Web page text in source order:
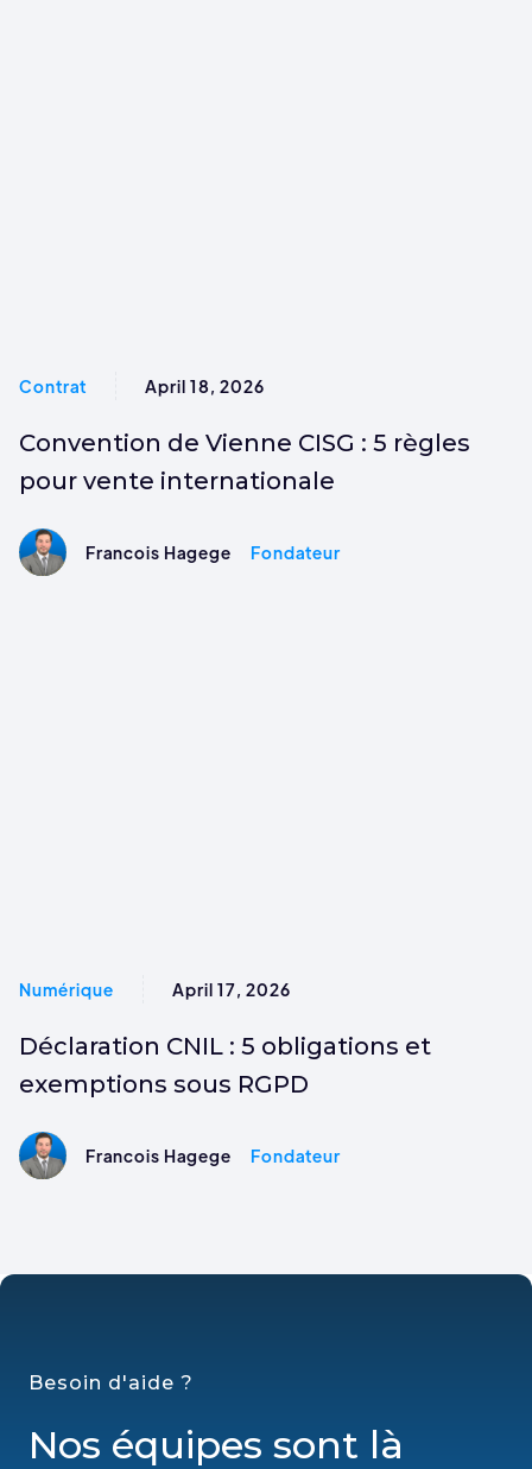
Contrat April 18, 2026
Convention de Vienne CISG : 5 règles
pour vente internationale
Francois Hagege Fondateur
Numérique April 17, 2026
Déclaration CNIL : 5 obligations et
exemptions sous RGPD
Francois Hagege Fondateur
Besoin d'aide ?
Nos équipes sont là